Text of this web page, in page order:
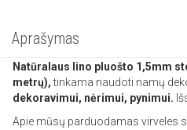
Aprašymas
Natūralaus lino pluošto 1,5mm
metrų),tinkama naudoti namų
dekoravimui, nėrimui, pynimui.
Apie mūsų parduodamas virveles